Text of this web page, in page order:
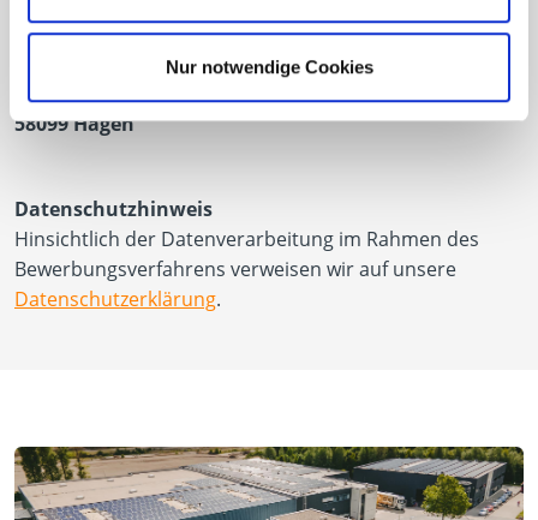
Nur notwendige Cookies
E.u.r.o.Tec GmbH
Personalabteilung
Unter dem Hofe 5
58099 Hagen
Datenschutzhinweis
Hinsichtlich der Datenverarbeitung im Rahmen des
Bewerbungsverfahrens verweisen wir auf unsere
Datenschutzerklärung.